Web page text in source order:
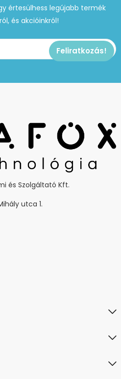
értesülhess legújabb termék
és akcióinkról!
és Szolgáltató Kft.
utca 1.